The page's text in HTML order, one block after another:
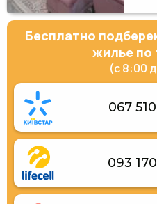
Бесплатно
жилье по
(с 8:00
067
093